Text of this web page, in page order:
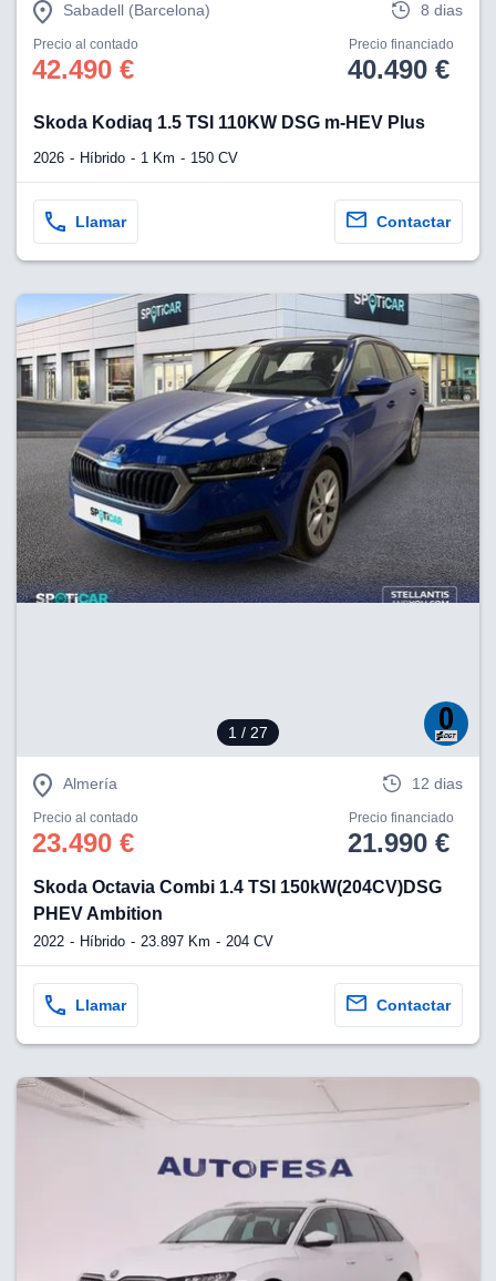
Sabadell (Barcelona) 8 dias
Precio al contado
42.490 €
Precio financiado
40.490 €
Skoda Kodiaq 1.5 TSI 110KW DSG m-HEV Plus
2026 Híbrido 1 Km 150 CV
Llamar Contactar
1 / 27
Almería 12 dias
Precio al contado
23.490 €
Precio financiado
21.990 €
Skoda Octavia Combi 1.4 TSI 150kW(204CV)DSG
PHEV Ambition
2022 Híbrido 23.897 Km 204 CV
Llamar Contactar